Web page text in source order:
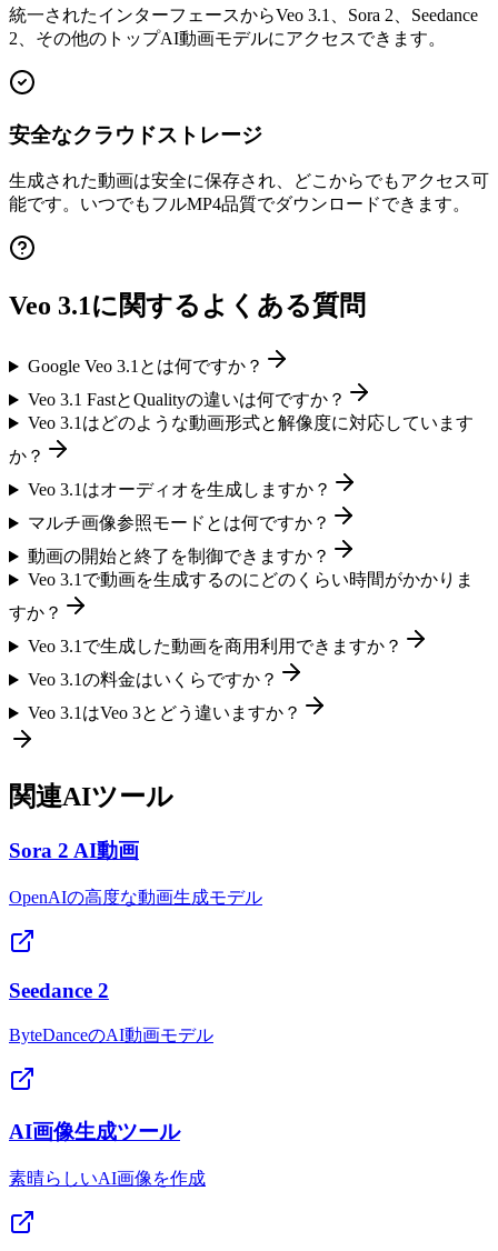
統一されたインターフェースからVeo 3.1、Sora 2、Seedance
2、その他のトップAI動画モデルにアクセスできます。
安全なクラウドストレージ
生成された動画は安全に保存され、どこからでもアクセス可
能です。いつでもフルMP4品質でダウンロードできます。
Veo 3.1に関するよくある質問
Google Veo 3.1とは何ですか？
Veo 3.1 FastとQualityの違いは何ですか？
Veo 3.1はどのような動画形式と解像度に対応しています
か？
Veo 3.1はオーディオを生成しますか？
マルチ画像参照モードとは何ですか？
動画の開始と終了を制御できますか？
Veo 3.1で動画を生成するのにどのくらい時間がかかりま
すか？
Veo 3.1で生成した動画を商用利用できますか？
Veo 3.1の料金はいくらですか？
Veo 3.1はVeo 3とどう違いますか？
関連AIツール
Sora 2 AI動画
OpenAIの高度な動画生成モデル
Seedance 2
ByteDanceのAI動画モデル
AI画像生成ツール
素晴らしいAI画像を作成